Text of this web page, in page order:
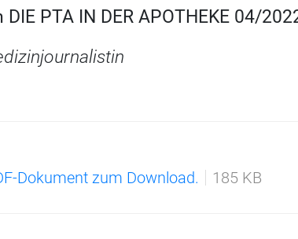
PTA IN DER APOTHEKE 04/
Dokument zum Download. 185 KB